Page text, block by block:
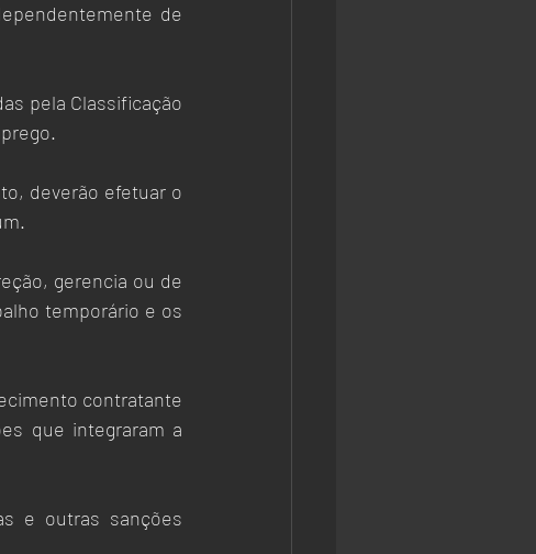
de
pela Classificação
deverão efetuar o
gerencia ou de
temporário e os
contratante
que integraram a
e outras sanções